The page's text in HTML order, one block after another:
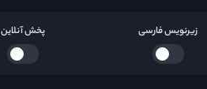
زیرنویس فارسی پخش آنلاین